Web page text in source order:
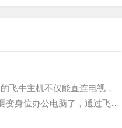
飞牛主机不仅能直连电视，
变身位办公电脑了，通过飞牛
都不卡，又省了一台电脑